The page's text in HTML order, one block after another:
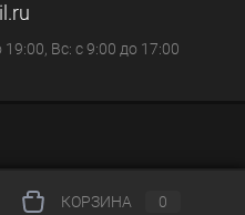
Вс: с 9:00 до 17:00
КОРЗИНА 0